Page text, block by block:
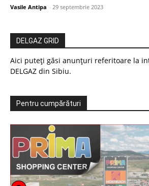
Vasile Antipa - 29 septembrie 2023
DELGAZ GRID
Aici puteți găsi anunțuri referitoare la
DELGAZ din Sibiu.
Pentru cumpărături